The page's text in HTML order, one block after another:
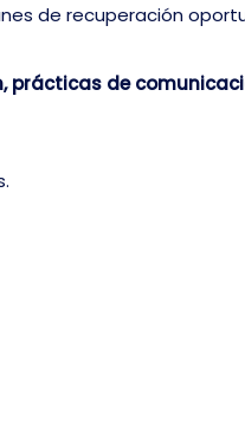
de recuperación
prácticas de